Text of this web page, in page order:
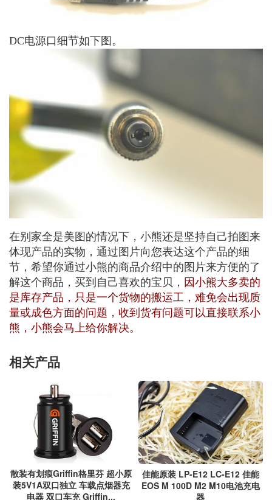
DC电源口细节如下图。
在别家全是美图的情况下，小熊还是坚持自己拍图来
体现产品的实物，通过图片向您表达这个产品的细
节，希望你通过小熊的商品介绍中的图片来方便的了
解这个商品，买到自己喜欢的宝贝， 因小熊大多卖的
是库存产品，只是一个货物的搬运工，难免会出现质
量或成色方面的问题，收到货有问题可以直接联系小
熊，小熊会马上给你解决。
相关产品
散装有划痕Griffin格里芬 超小原
装5V1A双口独立 车载点烟器充
电器 双口车充 Griffin...
佳能原装 LP-E12 LC-E12 佳能
EOS M 100D M2 M10电池充电
器